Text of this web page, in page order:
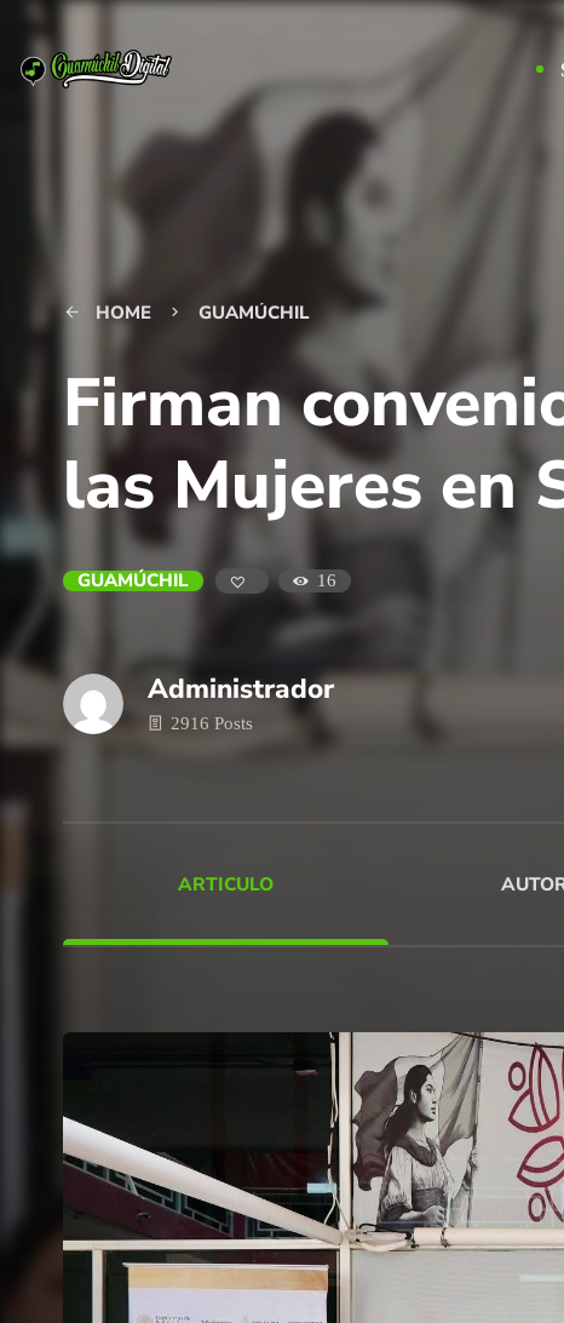
arrow_back HOME keyboard_arrow_right GUAMÚCHIL
Firman
las Mujeres en
GUAMÚCHIL 16
Administrador
2916 Posts
ARTICULO